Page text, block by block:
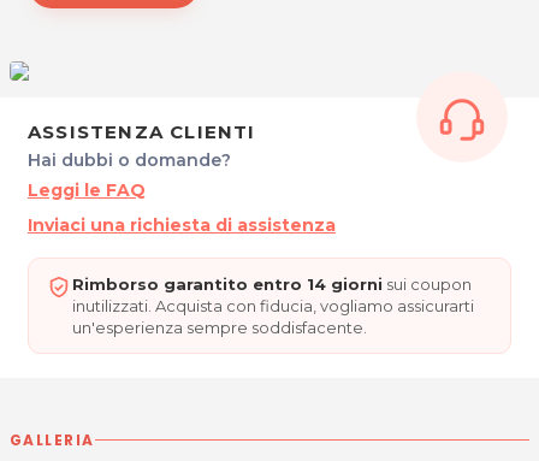
Via Stradalta, 8 - GONARS (UD)
Tel. 0432931597
P.IVA 02903930309
Per ulteriori informazioni sull'offerta o sulle modalità di
acquisto scrivi aposta@espevia.it.
ASSISTENZA CLIENTI
Hai dubbi o domande?
Leggi le FAQ
Inviaci una richiesta di assistenza
Rimborso garantito entro 14 giorni sui coupon
inutilizzati. Acquista con fiducia, vogliamo assicurarti
un'esperienza sempre soddisfacente.
GALLERIA